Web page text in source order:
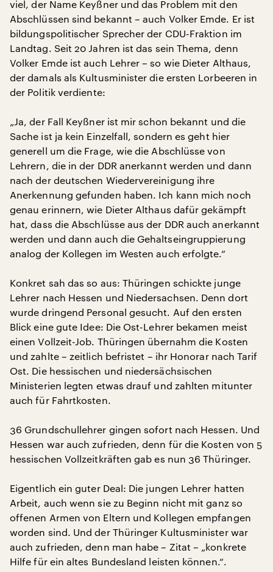
viel, der Name Keyßner und das Problem mit den
Abschlüssen sind bekannt – auch Volker Emde. Er ist
bildungspolitischer Sprecher der CDU-Fraktion im
Landtag. Seit 20 Jahren ist das sein Thema, denn
Volker Emde ist auch Lehrer – so wie Dieter Althaus,
der damals als Kultusminister die ersten Lorbeeren in
der Politik verdiente:
„Ja, der Fall Keyßner ist mir schon bekannt und die
Sache ist ja kein Einzelfall, sondern es geht hier
generell um die Frage, wie die Abschlüsse von
Lehrern, die in der DDR anerkannt werden und dann
nach der deutschen Wiedervereinigung ihre
Anerkennung gefunden haben. Ich kann mich noch
genau erinnern, wie Dieter Althaus dafür gekämpft
hat, dass die Abschlüsse aus der DDR auch anerkannt
werden und dann auch die Gehaltseingruppierung
analog der Kollegen im Westen auch erfolgte.“
Konkret sah das so aus: Thüringen schickte junge
Lehrer nach Hessen und Niedersachsen. Denn dort
wurde dringend Personal gesucht. Auf den ersten
Blick eine gute Idee: Die Ost-Lehrer bekamen meist
einen Vollzeit-Job. Thüringen übernahm die Kosten
und zahlte – zeitlich befristet – ihr Honorar nach Tarif
Ost. Die hessischen und niedersächsischen
Ministerien legten etwas drauf und zahlten mitunter
auch für Fahrtkosten.
36 Grundschullehrer gingen sofort nach Hessen. Und
Hessen war auch zufrieden, denn für die Kosten von 5
hessischen Vollzeitkräften gab es nun 36 Thüringer.
Eigentlich ein guter Deal: Die jungen Lehrer hatten
Arbeit, auch wenn sie zu Beginn nicht mit ganz so
offenen Armen von Eltern und Kollegen empfangen
worden sind. Und der Thüringer Kultusminister war
auch zufrieden, denn man habe – Zitat – „konkrete
Hilfe für ein altes Bundesland leisten können.“.